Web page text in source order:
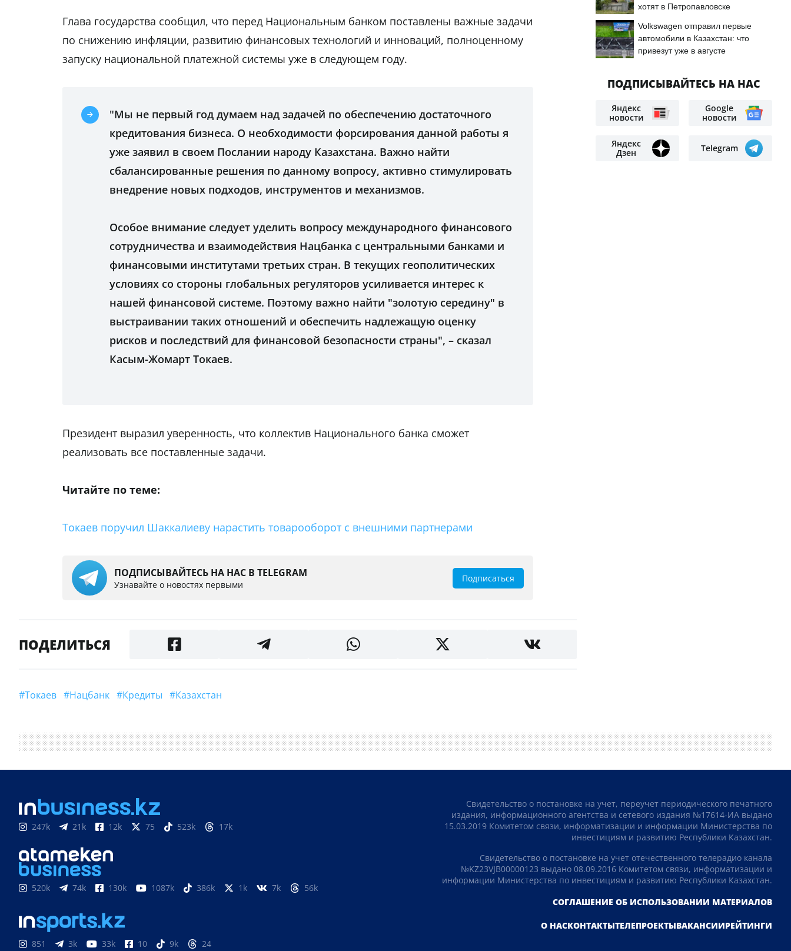
Глава государства сообщил, что перед Национальным банком поставлены важные задачи
по снижению инфляции, развитию финансовых технологий и инноваций, полноценному
запуску национальной платежной системы уже в следующем году.
"Мы не первый год думаем над задачей по обеспечению достаточного
кредитования бизнеса. О необходимости форсирования данной работы я
уже заявил в своем Послании народу Казахстана. Важно найти
сбалансированные решения по данному вопросу, активно стимулировать
внедрение новых подходов, инструментов и механизмов.
Особое внимание следует уделить вопросу международного финансового
сотрудничества и взаимодействия Нацбанка с центральными банками и
финансовыми институтами третьих стран. В текущих геополитических
условиях со стороны глобальных регуляторов усиливается интерес к
нашей финансовой системе. Поэтому важно найти "золотую середину" в
выстраивании таких отношений и обеспечить надлежащую оценку
рисков и последствий для финансовой безопасности страны", – сказал
Касым-Жомарт Токаев.
Президент выразил уверенность, что коллектив Национального банка сможет
реализовать все поставленные задачи.
Читайте по теме:
Токаев поручил Шаккалиеву нарастить товарооборот с внешними партнерами
ПОДПИСЫВАЙТЕСЬ НА НАС В TELEGRAM
Узнавайте о новостях первыми
Подписаться
ПОДЕЛИТЬСЯ
#Токаев #Нацбанк #кредиты #Казахстан
хотят в Петропавловске
Volkswagen отправил первые
автомобили в Казахстан: что
привезут уже в августе
ПОДПИСЫВАЙТЕСЬ НА НАС
Яндекс
новости
Google
новости
Яндекс
Дзен
Telegram
247k 21k 12k 75 523k 17k
520k 74k 130k 1087k 386k 1k 7k 56k
851 3k 33k 10 9k 24
Свидетельство о постановке на учет, переучет периодического печатного
издания, информационного агентства и сетевого издания №17614-ИА выдано
15.03.2019 Комитетом связи, информатизации и информации Министерства по
инвестициям и развитию Республики Казахстан.
Свидетельство о постановке на учет отечественного телерадио канала
№KZ23VJB00000123 выдано 08.09.2016 Комитетом связи, информатизации и
информации Министерства по инвестициям и развитию Республики Казахстан.
СОГЛАШЕНИЕ ОБ ИСПОЛЬЗОВАНИИ МАТЕРИАЛОВ
О НАСКОНТАКТЫТЕЛЕПРОЕКТЫВАКАНСИИРЕЙТИНГИ